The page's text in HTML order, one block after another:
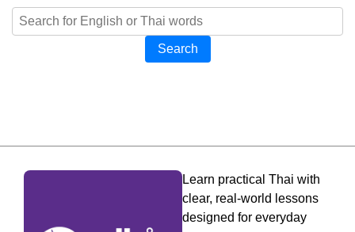
Search
Learn practical Thai with
clear, real-world lessons
designed for everyday